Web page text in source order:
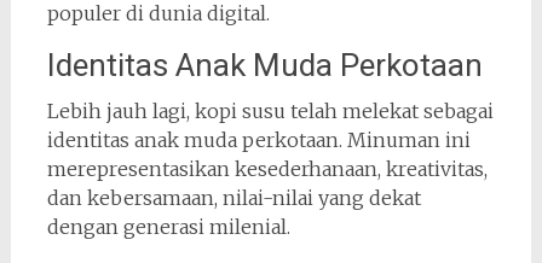
populer di dunia digital.
Identitas Anak Muda Perkotaan
Lebih jauh lagi, kopi susu telah melekat sebagai
identitas anak muda perkotaan. Minuman ini
merepresentasikan kesederhanaan, kreativitas,
dan kebersamaan, nilai-nilai yang dekat
dengan generasi milenial.